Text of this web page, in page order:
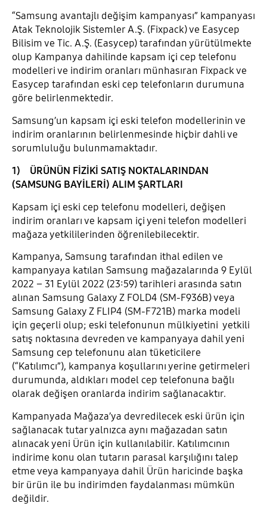
“Samsung avantajlı değişim kampanyası” kampanyası
Atak Teknolojik Sistemler A.Ş. (Fixpack) ve Easycep
Bilisim ve Tic. A.Ş. (Easycep) tarafından yürütülmekte
olup Kampanya dahilinde kapsam içi cep telefonu
modelleri ve indirim oranları münhasıran Fixpack ve
Easycep tarafından eski cep telefonların durumuna
göre belirlenmektedir.
Samsung’un kapsam içi eski telefon modellerinin ve
indirim oranlarının belirlenmesinde hiçbir dahli ve
sorumluluğu bulunmamaktadır.
1) ÜRÜNÜN FİZİKİ SATIŞ NOKTALARINDAN
(SAMSUNG BAYİLERİ) ALIM ŞARTLARI
Kapsam içi eski cep telefonu modelleri, değişen
indirim oranları ve kapsam içi yeni telefon modelleri
mağaza yetkililerinden öğrenilebilecektir.
Kampanya, Samsung tarafından ithal edilen ve
kampanyaya katılan Samsung mağazalarında 9 Eylül
2022 – 31 Eylül 2022 (23:59) tarihleri arasında satın
alınan Samsung Galaxy Z FOLD4 (SM-F936B) veya
Samsung Galaxy Z FLIP4 (SM-F721B) marka modeli
için geçerli olup; eski telefonunun mülkiyetini yetkili
satış noktasına devreden ve kampanyaya dahil yeni
Samsung cep telefonunu alan tüketicilere
(“Katılımcı”), kampanya koşullarını yerine getirmeleri
durumunda, aldıkları model cep telefonuna bağlı
olarak değişen oranlarda indirim sağlanacaktır.
Kampanyada Mağaza’ya devredilecek eski ürün için
sağlanacak tutar yalnızca aynı mağazadan satın
alınacak yeni Ürün için kullanılabilir. Katılımcının
indirime konu olan tutarın parasal karşılığını talep
etme veya kampanyaya dahil Ürün haricinde başka
bir ürün ile bu indirimden faydalanması mümkün
değildir.